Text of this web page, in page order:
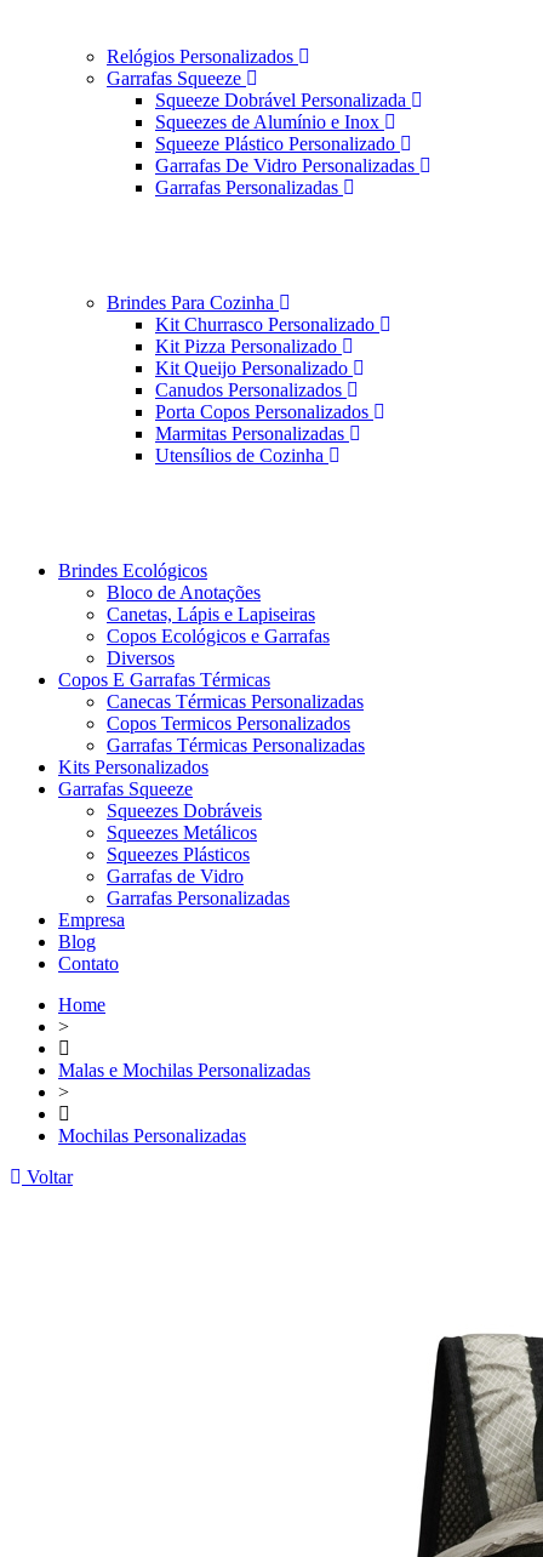
Relógios Personalizados
Garrafas Squeeze
Squeeze Dobrável Personalizada
Squeezes de Alumínio e Inox
Squeeze Plástico Personalizado
Garrafas De Vidro Personalizadas
Garrafas Personalizadas
Brindes Para Cozinha
Kit Churrasco Personalizado
Kit Pizza Personalizado
Kit Queijo Personalizado
Canudos Personalizados
Porta Copos Personalizados
Marmitas Personalizadas
Utensílios de Cozinha
Brindes Ecológicos
Bloco de Anotações
Canetas, Lápis e Lapiseiras
Copos Ecológicos e Garrafas
Diversos
Copos E Garrafas Térmicas
Canecas Térmicas Personalizadas
Copos Termicos Personalizados
Garrafas Térmicas Personalizadas
Kits Personalizados
Garrafas Squeeze
Squeezes Dobráveis
Squeezes Metálicos
Squeezes Plásticos
Garrafas de Vidro
Garrafas Personalizadas
Empresa
Blog
Contato
Home
>
Malas e Mochilas Personalizadas
>
Mochilas Personalizadas
Voltar